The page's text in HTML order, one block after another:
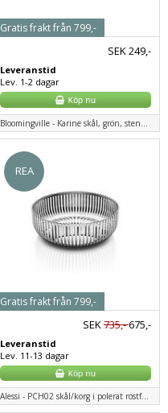
SEK249,-
Leveranstid
Lev. 1-2 dagar
Gratis frakt från 799,-
REA
SEK735,-675,-
Leveranstid
Lev. 11-13 dagar
Gratis frakt från 799,-
Alessi - PCH02 skål/korg i polerat rostfritt stål